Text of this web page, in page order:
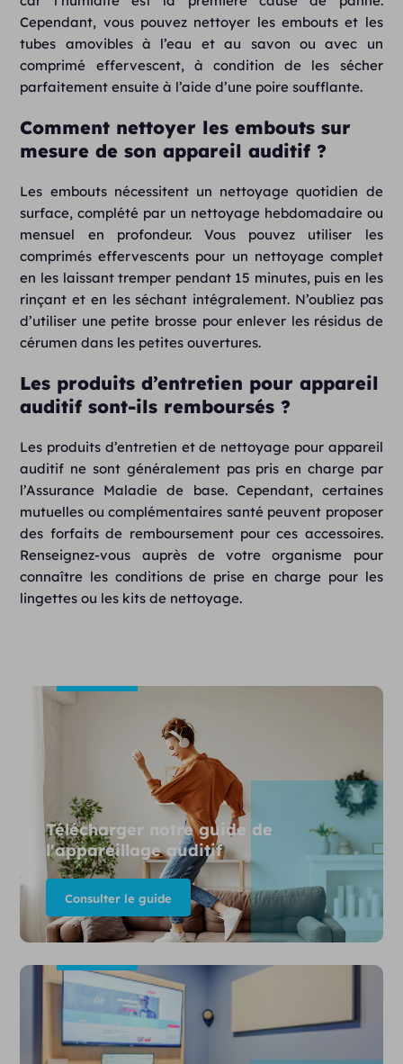
Cependant, vous pouvez nettoyer les embouts et les
tubes amovibles à l’eau et au savon ou avec un
comprimé effervescent, à condition de les sécher
parfaitement ensuite à l’aide d’une poire soufflante.
Comment nettoyer les embouts sur
mesure de son appareil auditif ?
Les embouts nécessitent un nettoyage quotidien de
surface, complété par un nettoyage hebdomadaire ou
mensuel en profondeur. Vous pouvez utiliser les
comprimés effervescents pour un nettoyage complet
en les laissant tremper pendant 15 minutes, puis en les
rinçant et en les séchant intégralement. N’oubliez pas
d’utiliser une petite brosse pour enlever les résidus de
cérumen dans les petites ouvertures.
Les produits d’entretien pour appareil
auditif sont-ils remboursés ?
Les produits d’entretien et de nettoyage pour appareil
auditif ne sont généralement pas pris en charge par
l’Assurance Maladie de base. Cependant, certaines
mutuelles ou complémentaires santé peuvent proposer
des forfaits de remboursement pour ces accessoires.
Renseignez-vous auprès de votre organisme pour
connaître les conditions de prise en charge pour les
lingettes ou les kits de nettoyage.
Télécharger notre guide de
l'appareillage auditif
Consulter le guide